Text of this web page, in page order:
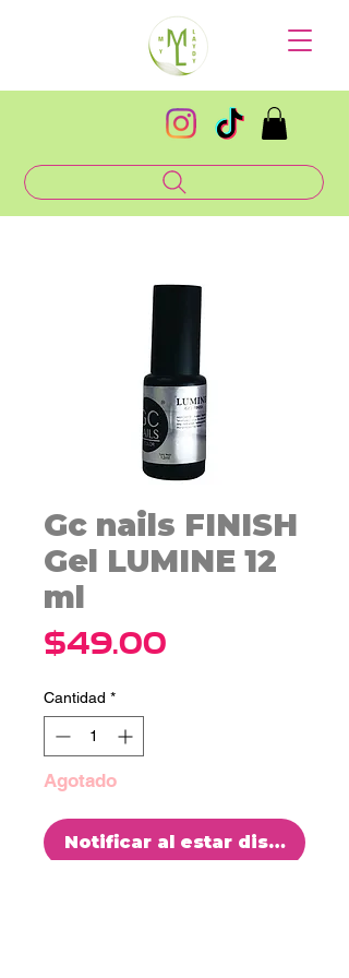
Gc nails FINISH
Gel LUMINE 12
ml
$49.00
Cantidad *
Agotado
Notificar al estar disponible